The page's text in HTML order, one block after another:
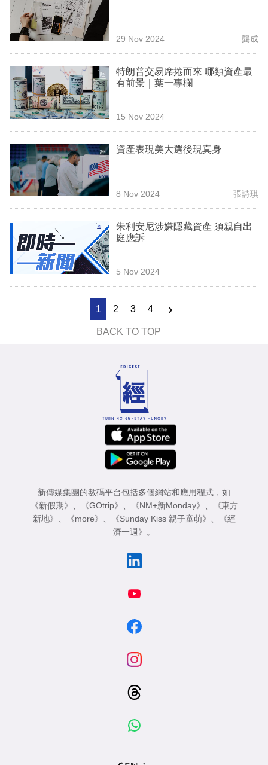
29 Nov 2024 龔成
特朗普交易席捲而來 哪類資產最
有前景｜葉一專欄
15 Nov 2024
資產表現美大選後現真身
8 Nov 2024 張詩琪
朱利安尼涉嫌隱藏資產 須親自出
庭應訴
5 Nov 2024
1 2 3 4
BACK TO TOP
新傳媒集團的數碼平台包括多個網站和應用程式，如
《新假期》 、 《GOtrip》 、 《NM+新Monday》 、
《東方
新地》 、 《more》 、 《Sunday Kiss 親子童萌》 、
《經
濟一週》 。